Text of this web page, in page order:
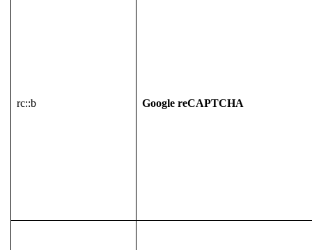
rc::b Google reCAPTCHA